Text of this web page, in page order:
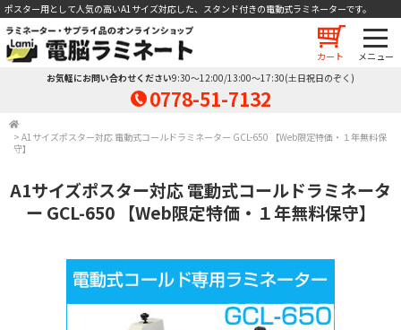
ポスター用として人気の高いA1サイズ対応した、スタンド付きの電動式ラミネーターです。
カート
お気軽にお問い合わせください9:30～12:00/13:00～17:30(土日祝日のぞく)
0778-51-7132
> A1サイズポスター対応 電動式コールドラミネーター GCL-650 【Web限定特価・１年無料保
守】
A1サイズポスター対応 電動式コールドラミネータ
ー GCL-650 【Web限定特価・１年無料保守】